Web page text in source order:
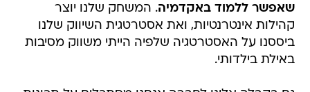
שאפשר ללמוד באקדמיה. המשחק שלנו יוצר
קהילות אינטרנטיות, ואת אסטרטגית השיווק שלנו
ביססנו על האסטרטגיה שלפיה הייתי משווק מסיבות
באילת בילדותי.